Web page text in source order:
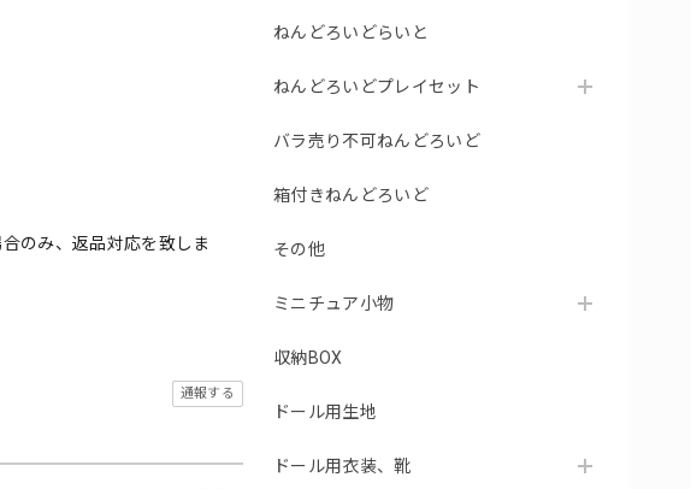
ねんどろいどらいと
ねんどろいどプレイセット
バラ売り不可ねんどろいど
箱付きねんどろいど
その他
ミニチュア小物
収納BOX
ドール用生地
ドール用衣装、靴
のみ、返品対応を致しま
通報する